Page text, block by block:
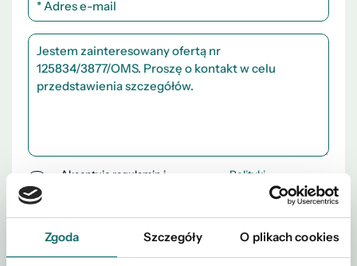
Zgoda Szczegóły O plikach cookies
Akceptuję regulamin i
Polityki
Prywatności